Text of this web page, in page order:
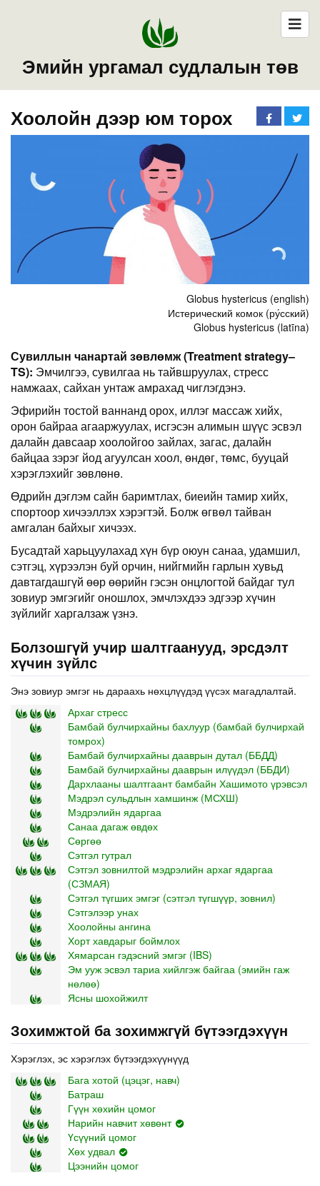
Эмийн ургамал судлалын төв
Хоолойн дээр юм торох
Globus hystericus (english)
Истерический комок (ру́сский)
Globus hystericus (latīna)
Сувиллын чанартай зөвлөмж(Treatment strategy–
TS): Эмчилгээ, сувилгаа нь тайвшруулах, стресс
намжаах, сайхан унтаж амрахад чиглэгдэнэ.
Эфирийн тостой ваннанд орох, иллэг массаж хийх,
орон байраа агааржуулах, исгэсэн алимын шүүс эсвэл
далайн давсаар хоолойгоо зайлах, загас, далайн
байцаа зэрэг йод агуулсан хоол, өндөг, төмс, бууцай
хэрэглэхийг зөвлөнө.
Өдрийн дэглэм сайн баримтлах, биеийн тамир хийх,
спортоор хичээллэх хэрэгтэй. Болж өгвөл тайван
амгалан байхыг хичээх.
Бусадтай харьцуулахад хүн бүр оюун санаа, удамшил,
сэтгэц, хүрээлэн буй орчин, нийгмийн гарлын хувьд
давтагдашгүй өөр өөрийн гэсэн онцлогтой байдаг тул
зовиур эмгэгийг оношлох, эмчлэхдээ эдгээр хүчин
зүйлийг харгалзаж үзнэ.
Болзошгүй учир шалтгаанууд, эрсдэлт
хүчин зүйлс
Энэ зовиур эмгэг нь дараахь нөхцлүүдэд үүсэх магадлалтай.
Архаг стресс
Бамбай булчирхайны бахлуур (бамбай булчирхай
томрох)
Бамбай булчирхайны дааврын дутал (ББДД)
Бамбай булчирхайны дааврын илүүдэл (ББДИ)
Дархлааны шалтгаант бамбайн Хашимото үрэвсэл
Мэдрэл сульдлын хамшинж (МСХШ)
Мэдрэлийн ядаргаа
Санаа дагаж өвдөх
Сөргөө
Сэтгэл гутрал
Сэтгэл зовнилтой мэдрэлийн архаг ядаргаа
(СЗМАЯ)
Сэтгэл түгших эмгэг (сэтгэл түгшүүр, зовнил)
Сэтгэлээр унах
Хоолойны ангина
Хорт хавдарыг боймлох
Хямарсан гэдэсний эмгэг (IBS)
Эм ууж эсвэл тариа хийлгэж байгаа (эмийн гаж
нөлөө)
Ясны шохойжилт
Зохимжтой ба зохимжгүй бүтээгдэхүүн
Хэрэглэх, эс хэрэглэх бүтээгдэхүүнүүд
Бага хотой (цэцэг, навч)
Батраш
Гүүн хөхийн цомог
Нарийн навчит хөвөнт
Үсүүний цомог
Хөх удвал
Цээнийн цомог